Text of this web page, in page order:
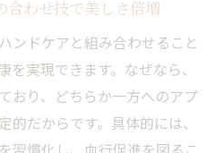
合わせ技で美しさ倍増
ンドケアと組み合わせること
実現できます。なぜなら、
おり、どちらか一方へのアプ
的だからです。具体的には、